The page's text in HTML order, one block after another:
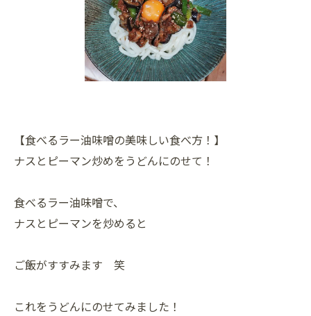
【食べるラー油味噌の美味しい食べ方！】
ナスとピーマン炒めをうどんにのせて！
食べるラー油味噌で、
ナスとピーマンを炒めると
ご飯がすすみます 笑
これをうどんにのせてみました！